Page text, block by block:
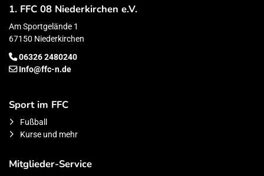
1. FFC 08 Niederkirchen e.V.
Am Sportgelände 1
67150 Niederkirchen
06326 2480240
Info@ffc-n.de
Sport im FFC
Fußball
Kurse und mehr
Mitglieder-Service